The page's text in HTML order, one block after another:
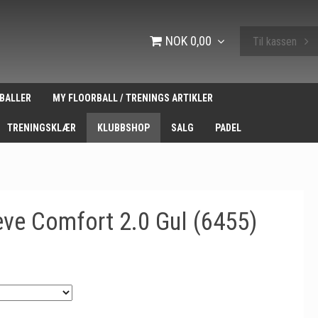
NOK 0,00 Til kassen
MY FLOORBALL / TRENINGS ARTIKLER
TRENINGSKLÆR KLUBBSHOP SALG PADEL
Comfort 2.0 Gul (6455)